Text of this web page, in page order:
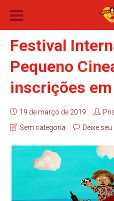
Festival
Pequeno
inscrições
19 de março de 2019
Sem categoria
Deixe